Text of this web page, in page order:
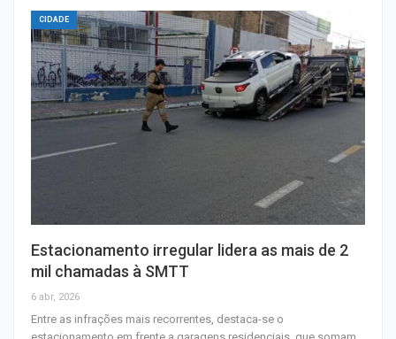
CIDADE
Estacionamento irregular lidera as mais de 2
mil chamadas à SMTT
6 abr, 2026
Entre as infrações mais recorrentes, destaca-se o